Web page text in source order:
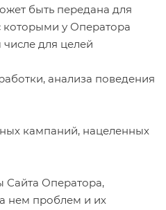
быть передана для
у Оператора
для целей
анализа поведения
кампаний, нацеленных
Оператора,
нем проблем и их